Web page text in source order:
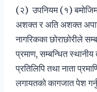
(२) उपनियम (१)
अशक्त र अति अशक्त
नागरिकका छोराछोरीले
प्रमाण, सम्बन्धित
प्रतिलिपि तथा नाता
लगायतको कागजात पेश